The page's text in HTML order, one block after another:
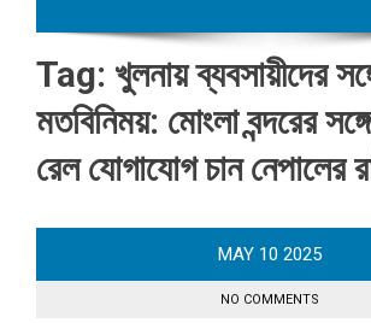
Tag: খুলনায় ব্যবসায়ীদের
মতবিনিময়: মোংলা বন্দরের
রেল যোগাযোগ চান নেপালের
MAY 10 2025
NO COMMENTS